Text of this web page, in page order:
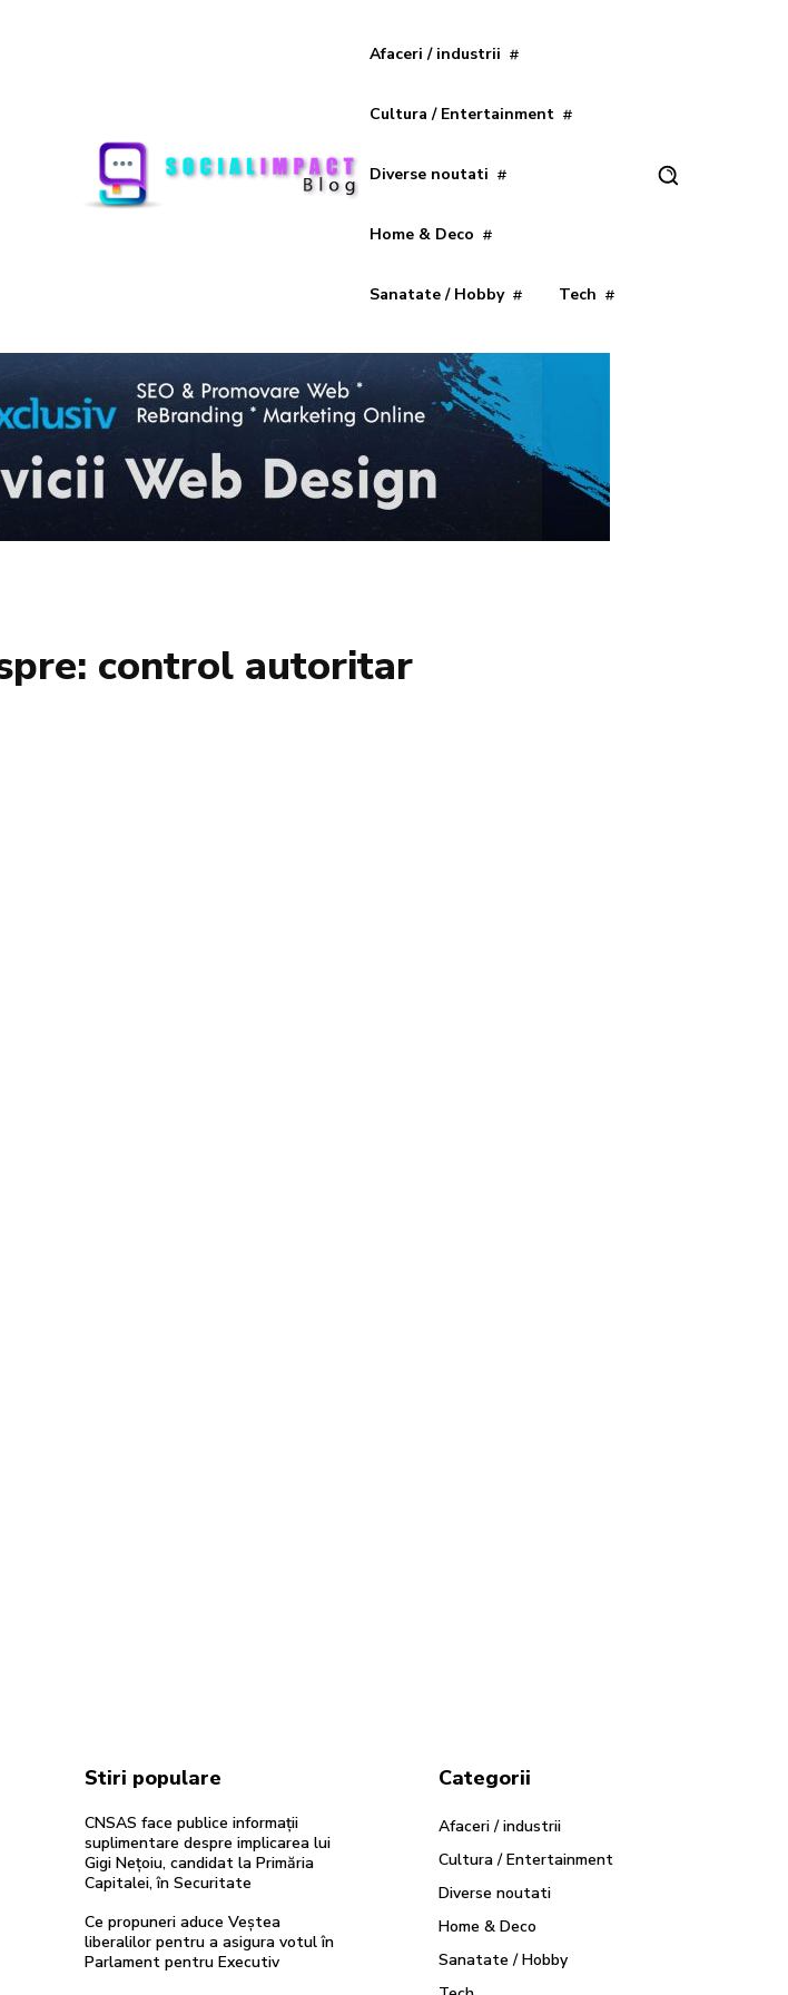
Afaceri / industrii
Cultura / Entertainment
Diverse noutati
Home & Deco
Sanatate / Hobby Tech
control autoritar
Stiri populare
CNSAS face publice informații
suplimentare despre implicarea lui
Gigi Nețoiu, candidat la Primăria
Capitalei, în Securitate
Ce propuneri aduce Veștea
liberalilor pentru a asigura votul în
Parlament pentru Executiv
Categorii
Afaceri / industrii
Cultura / Entertainment
Diverse noutati
Home & Deco
Sanatate / Hobby